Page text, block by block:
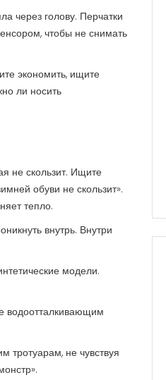
через голову. Перчатки
чтобы не снимать
экономить, ищите
ли носить
не скользит. Ищите
обуви не скользит».
тепло.
внутрь. Внутри
модели.
водоотталкивающим
тротуарам, не чувствуя